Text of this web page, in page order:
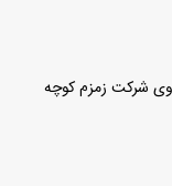
شرکت زمزم کوچه